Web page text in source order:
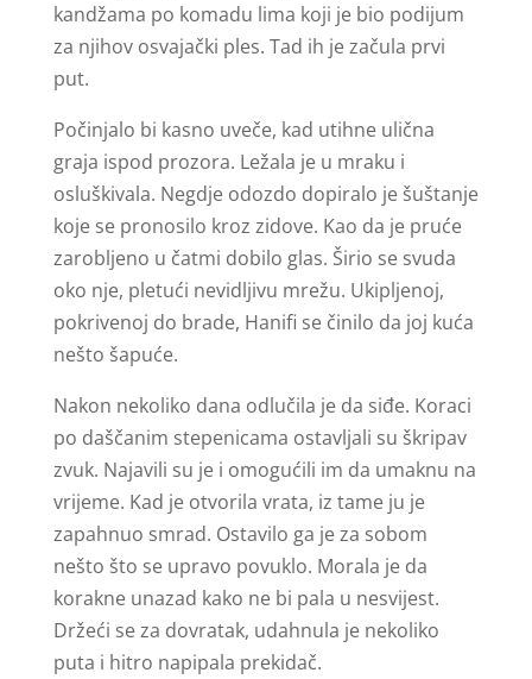
kandžama po komadu lima koji je bio podijum
za njihov osvajački ples. Tad ih je začula prvi
put.
Počinjalo bi kasno uveče, kad utihne ulična
graja ispod prozora. Ležala je u mraku i
osluškivala. Negdje odozdo dopiralo je šuštanje
koje se pronosilo kroz zidove. Kao da je pruće
zarobljeno u čatmi dobilo glas. Širio se svuda
oko nje, pletući nevidljivu mrežu. Ukipljenoj,
pokrivenoj do brade, Hanifi se činilo da joj kuća
nešto šapuće.
Nakon nekoliko dana odlučila je da siđe. Koraci
po daščanim stepenicama ostavljali su škripav
zvuk. Najavili su je i omogućili im da umaknu na
vrijeme. Kad je otvorila vrata, iz tame ju je
zapahnuo smrad. Ostavilo ga je za sobom
nešto što se upravo povuklo. Morala je da
korakne unazad kako ne bi pala u nesvijest.
Držeći se za dovratak, udahnula je nekoliko
puta i hitro napipala prekidač.